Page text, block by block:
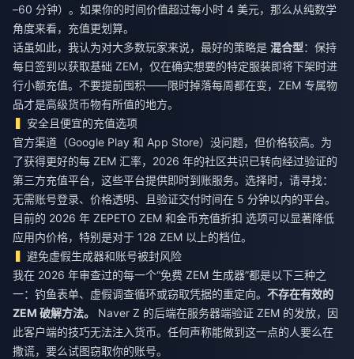
–60 分钟）。如果你的时间价值超过每小时 4 美元，那么从纯数学
角度来看，充值更划算。
话虽如此，我认为对大多数玩家来说，最好的策略是 混合型：保持
每日签到以获取基础 ZEM，仅在确实想要的特定服装即将下架时进
行小额充值。不要提前囤积——限时掉落每周都在变，ZEM 专属物
品才是高级货币物有所值的地方。
安全且便宜的充值选项
官方渠道（Google Play 和 App Store）没问题，但价格较高。为
了获得更好的每 ZEM 汇率，2026 年的社区共识已转向经过验证的
第三方充值平台，这些平台提供即时到账服务。选择时，请寻找：
无需账号登录、价格透明、且验证交付时间在 5 分钟以内的平台。
目前的 2026 年 ZEPETO ZEM 和金币充值折扣 选项可以显著降低
应用内价格，特别是对于 128 ZEM 以上的档位。
避免虚假生成器和账号被封风险
我在 2026 年审查过的每一个“免费 ZEM 生成器”都是以下三种之
一：钓鱼表单、虚假调查循环或窃取凭据的重定向。 不存在有效的
ZEM 破解方法。
Naver Z 的后端在服务器端验证 ZEM 的发放，因
此客户端的技巧无法注入货币。任何声称能做到这一点的人要么在
撒谎，要么试图窃取你的账号。